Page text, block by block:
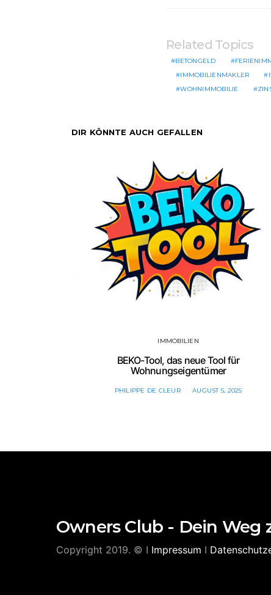
Related Topics
BETONGELD
IMMOBILIENMAKLER
WOHNIMMOBILIE
DIR KÖNNTE AUCH GEFALLEN
IMMOBILIEN
BEKO-Tool, das neue Tool für
Wohnungseigentümer
PHILIPPE DE CLEUR AUGUST 5, 2025
Owners Club - Dein
Copyright 2019. © I Impressum I